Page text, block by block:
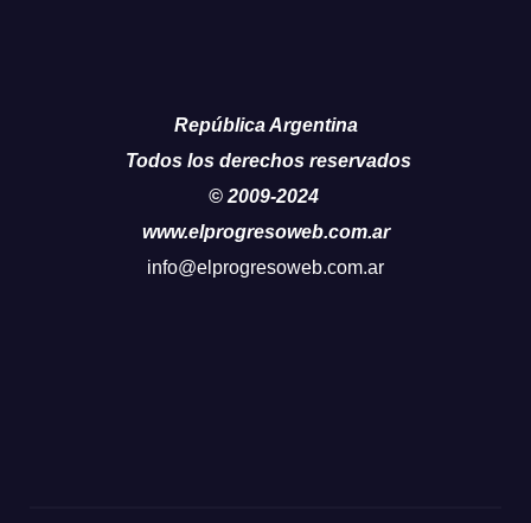
República Argentina
Todos los derechos reservados
© 2009-2024
www.elprogresoweb.com.ar
info@elprogresoweb.com.ar